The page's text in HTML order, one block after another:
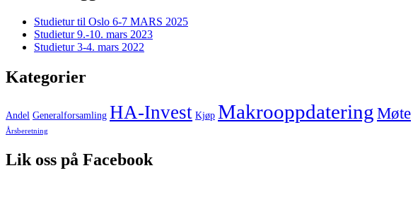
Studietur til Oslo 6-7 MARS 2025
Studietur 9.-10. mars 2023
Studietur 3-4. mars 2022
Kategorier
Andel Generalforsamling HA-Invest Kjøp MakrooppdateringMøte
Årsberetning
Lik oss på Facebook